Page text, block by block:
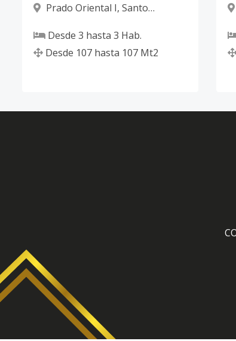
Prado Oriental I, Santo
Desde 3 hasta 3 Hab.
Desde 107 hasta 107 Mt2